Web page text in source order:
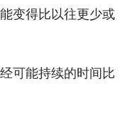
变得比以往更少或
能持续的时间比